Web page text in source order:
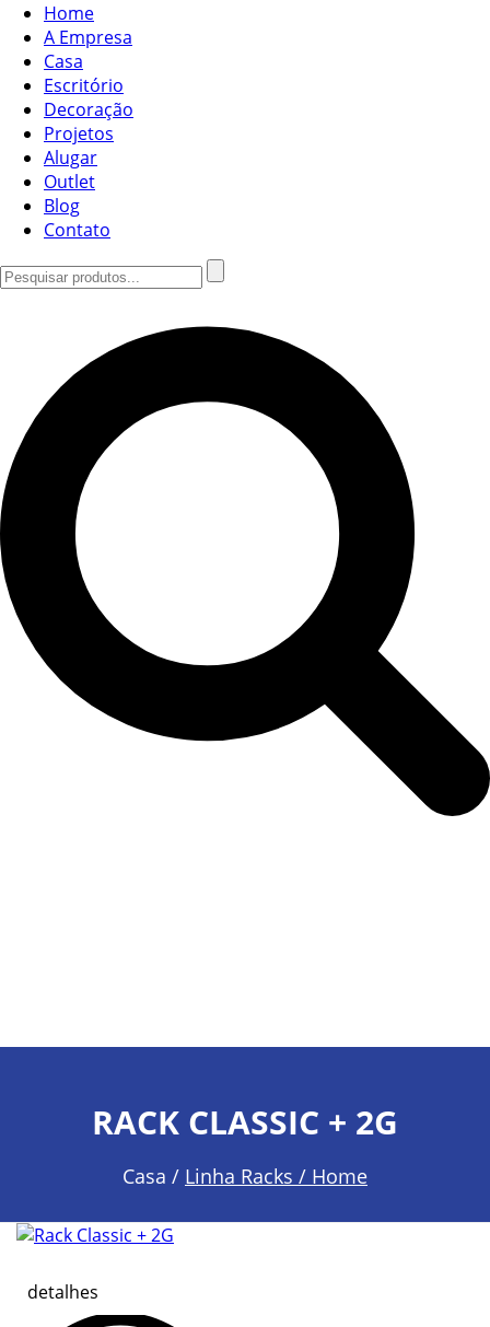
Home
A Empresa
Casa
Escritório
Decoração
Projetos
Alugar
Outlet
Blog
Contato
RACK CLASSIC + 2G
Casa / Linha Racks / Home
detalhes